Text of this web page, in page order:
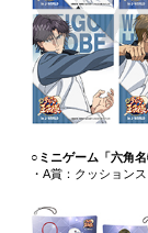
○ミニゲーム「六角
・A賞：クッション